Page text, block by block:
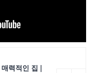
력적인 집 |